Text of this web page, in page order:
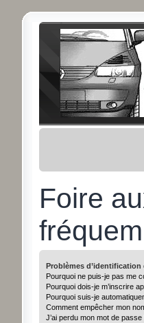
Foire
Problèmes d’identification
Pourquoi ne puis-je pas me
Pourquoi dois-je m’inscrire
Pourquoi suis-je
Comment empêcher mon
J’ai perdu mon mot de passe